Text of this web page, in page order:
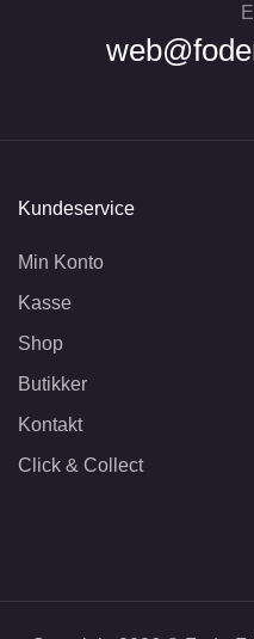
Kundeservice
Min Konto
Kasse
Shop
Butikker
Kontakt
Click & Collect